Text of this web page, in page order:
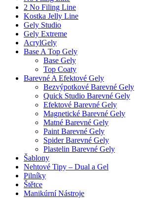
2 No Filing Line
Kostka Jelly Line
Gely Studio
Gely Extreme
AcrylGely
Base A Top Gely
Base Gely
Top Coaty
Barevné A Efektové Gely
Bezvýpotkové Barevné Gely
Quick Studio Barevné Gely
Efektové Barevné Gely
Magnetické Barevné Gely
Matné Barevné Gely
Paint Barevné Gely
Spider Barevné Gely
Plastelin Barevné Gely
Šablony
Nehtové Tipy – Dual a Gel
Pilníky
Štětce
Manikúrní Nástroje